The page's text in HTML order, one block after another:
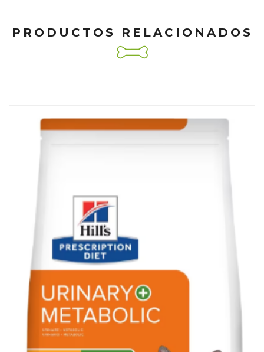
PRODUCTOS RELACIONADOS